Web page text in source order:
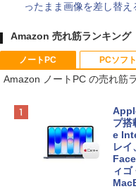
ったまま画像を差し替え
Amazon 売れ筋ランキング
ノートPC
Amazon ノートPC の売れ筋
プ搭
e
レイ
ィ
PCソフト